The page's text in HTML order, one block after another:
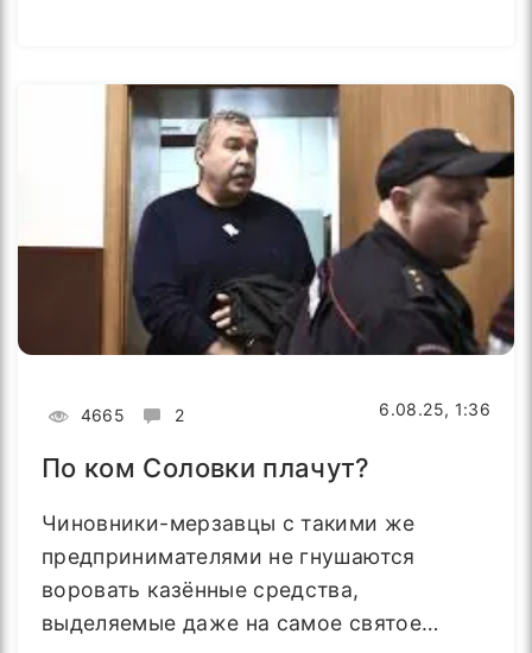
4665 2 6.08.25, 1:36
По ком Соловки плачут?
Чиновники-мерзавцы с такими же
предпринимателями не гнушаются
воровать казённые средства,
выделяемые даже на самое святое…